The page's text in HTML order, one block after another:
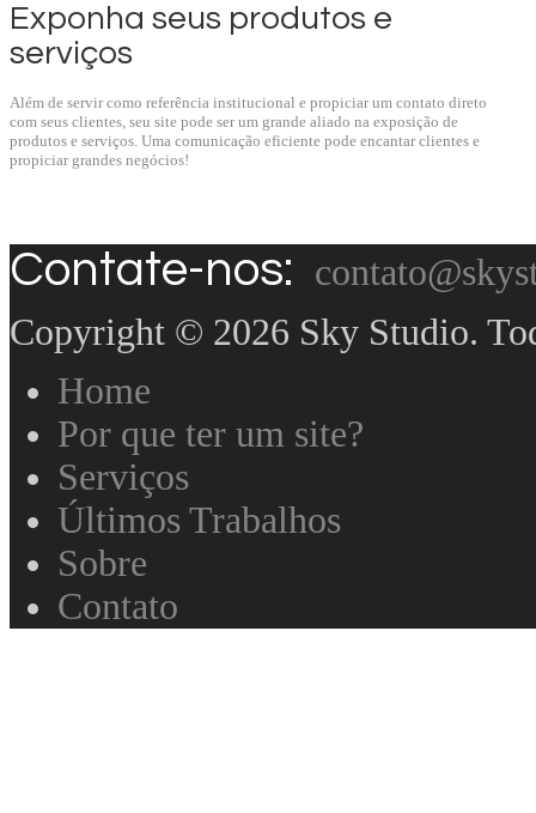
Exponha seus produtos e
serviços
Além de servir como referência institucional e propiciar um contato direto
com seus clientes, seu site pode ser um grande aliado na exposição de
produtos e serviços. Uma comunicação eficiente pode encantar clientes e
propiciar grandes negócios!
Contate-nos:
Copyright © 2026 Sky Studio.
Home
Por que ter um site?
Serviços
Últimos Trabalhos
Sobre
Contato